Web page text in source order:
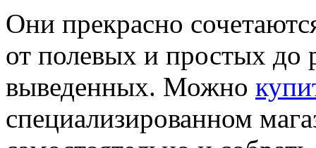
Они прекрасно
от полевых и простых
выведенных. Можно
специализированном